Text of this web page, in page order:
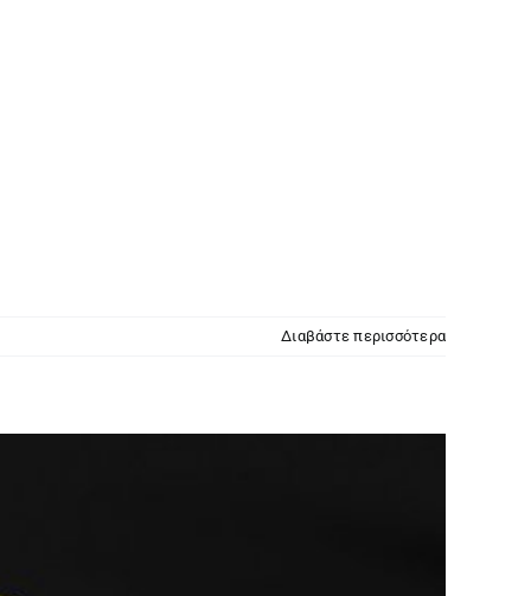
Διαβάστε περισσότερα